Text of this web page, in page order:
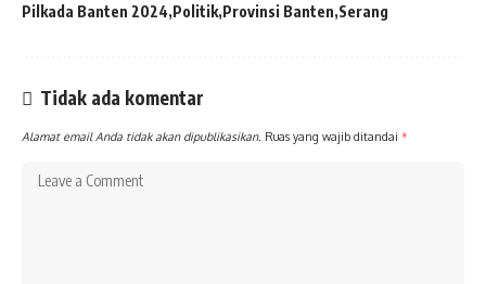
Pilkada Banten 2024 Politik Provinsi Banten Serang
Tidak ada komentar
Alamat email Anda tidak akan dipublikasikan. Ruas yang wajib ditandai *